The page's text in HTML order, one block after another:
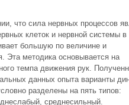
что сила нервных процессов
клеток и нервной системы
большую по величине и
Эта методика основывается на
темпа движения рук.
данных опыта варианты
разделены на пять типов:
среднесильный.